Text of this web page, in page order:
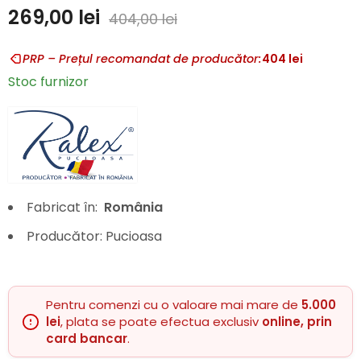
269,00 lei 404,00lei
PRP – Prețul recomandat de producător:404 lei
Stoc furnizor
Fabricat în: România
Producător: Pucioasa
Pentru comenzi cu o valoare mai mare de 5.000
lei, plata se poate efectua exclusiv online, prin
card bancar.